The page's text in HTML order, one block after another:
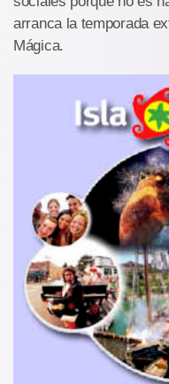
arranca la temporada
Mágica.